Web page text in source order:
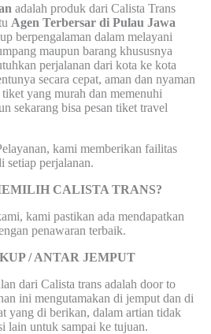
adalah produk dari Calista Trans
Agen Terbersar di Pulau Jawa
berpengalaman dalam melayani
maupun barang khususnya
perjalanan dari kota ke kota
secara cepat, aman dan nyaman
yang murah dan memenuhi
sekarang bisa pesan tiket travel
kami memberikan failitas
setiap perjalanan.
CALISTA TRANS?
kami pastikan ada mendapatkan
penawaran terbaik.
/ ANTAR JEMPUT
dari Calista trans adalah door to
ini mengutamakan di jemput dan di
yang di berikan, dalam artian tidak
lain untuk sampai ke tujuan.